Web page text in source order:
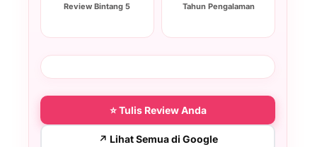
Review Bintang 5 Tahun Pengalaman
⭐ Tulis Review Anda
↗ Lihat Semua di Google